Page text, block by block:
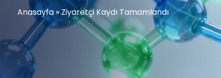
Anasayfa » Ziyaretçi Kaydı Tamamlandı